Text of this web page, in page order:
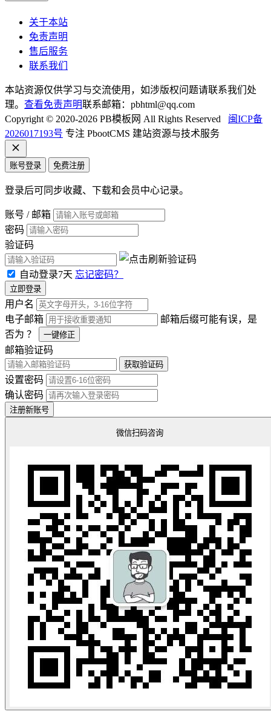
关于本站
免责声明
售后服务
联系我们
本站资源仅供学习与交流使用，如涉版权问题请联系我们处
理。 查看免责声明联系邮箱：pbhtml@qq.com
Copyright © 2020-2026 PB模板网 All Rights Reserved 闽ICP备
2026017193号 专注 PbootCMS 建站资源与技术服务
账号登录 免费注册
登录后可同步收藏、下载和会员中心记录。
账号 / 邮箱
密码
验证码
自动登录7天 忘记密码？
立即登录
用户名
电子邮箱
邮箱后缀可能有误，是
否为 ？ 一键修正
邮箱验证码
获取验证码
设置密码
确认密码
注册新账号
微信扫码咨询